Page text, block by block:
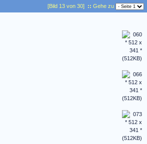
[Bild 13 von 30] :: Gehe zu